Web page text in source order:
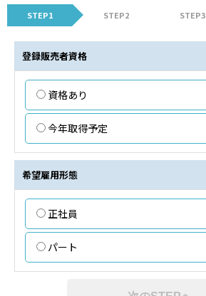
STEP1 STEP2 STEP3
登録販売者資格
資格あり
今年取得予定
希望雇用形態
正社員
パート